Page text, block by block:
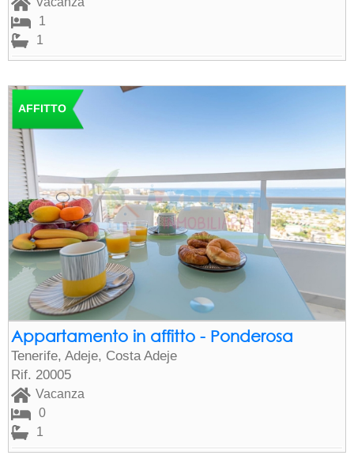
1
1
AFFITTO
Appartamento in affitto - Ponderosa
Tenerife, Adeje, Costa Adeje
Rif. 20005
Vacanza
0
1